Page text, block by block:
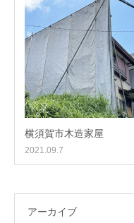
横須賀市木造家屋
2021.09.7
アーカイブ